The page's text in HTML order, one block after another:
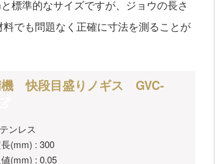
標準的なサイズですが、ジョウの長さ
でも問題なく正確に寸法を測ることが
機 快段目盛りノギス GVC-
ンレス
(mm) : 300
(mm) : 0.05